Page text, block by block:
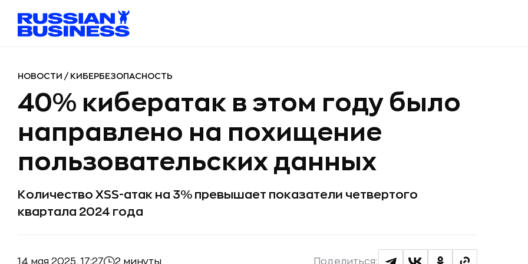
НОВОСТИ / КИБЕРБЕЗОПАСНОСТЬ
40% кибератак в этом году было
направлено на похищение
пользовательских данных
Количество XSS-атак на 3% превышает показатели четвертого
квартала 2024 года
14 мая 2025, 17:27 2 минуты Поделиться: